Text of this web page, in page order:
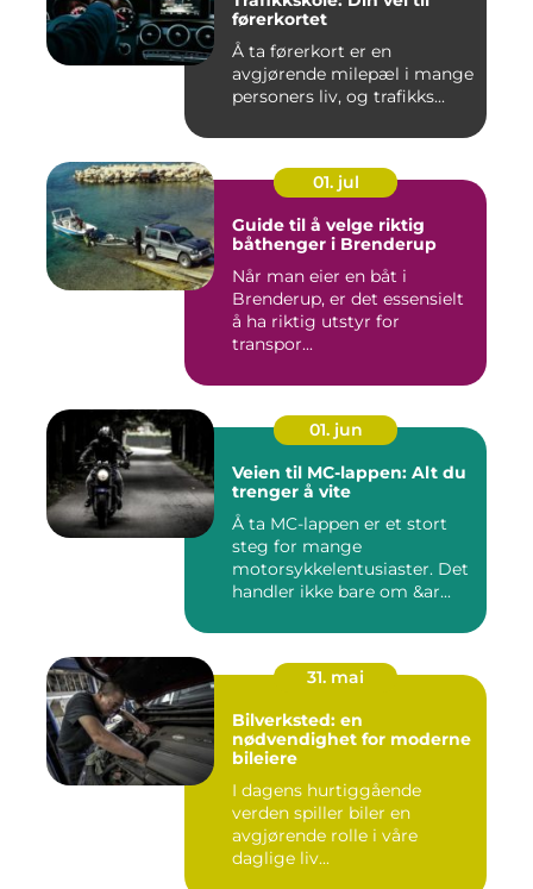
førerkortet
Å ta førerkort er en
avgjørende milepæl i mange
personers liv, og trafikks...
01. jul
Guide til å velge riktig
båthenger i Brenderup
Når man eier en båt i
Brenderup, er det essensielt
å ha riktig utstyr for
transpor...
01. jun
Veien til MC-lappen: Alt du
trenger å vite
Å ta MC-lappen er et stort
steg for mange
motorsykkelentusiaster. Det
handler ikke bare om &ar...
31. mai
Bilverksted: en
nødvendighet for moderne
bileiere
I dagens hurtiggående
verden spiller biler en
avgjørende rolle i våre
daglige liv...